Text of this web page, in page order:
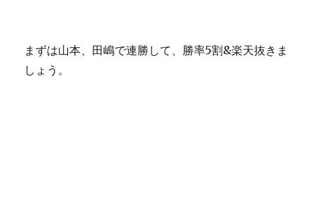
まずは山本、田嶋で連勝して、勝率5割&楽天抜きま
しょう。